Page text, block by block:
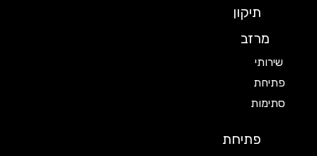
תיקון
מרזב
שירותי
פתיחת
סתימות
פתיחת